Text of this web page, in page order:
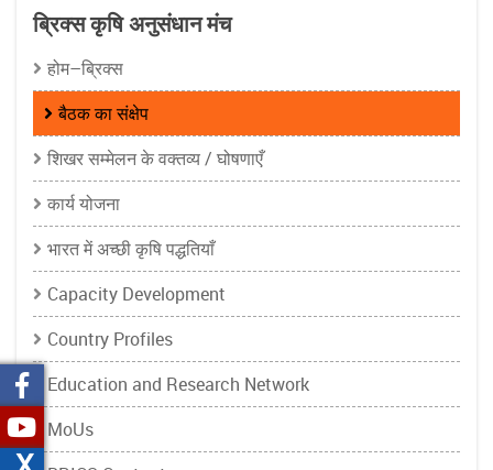
ब्रिक्स कृषि अनुसंधान मंच
होम–ब्रिक्स
बैठक का संक्षेप
शिखर सम्मेलन के वक्तव्य / घोषणाएँ
कार्य योजना
भारत में अच्छी कृषि पद्धतियाँ
Capacity Development
Country Profiles
Education and Research Network
MoUs